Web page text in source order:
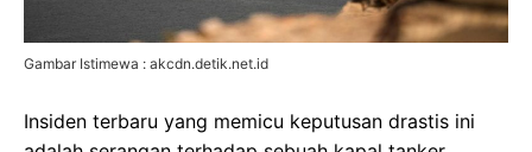
Gambar Istimewa : akcdn.detik.net.id
Insiden terbaru yang memicu keputusan drastis ini